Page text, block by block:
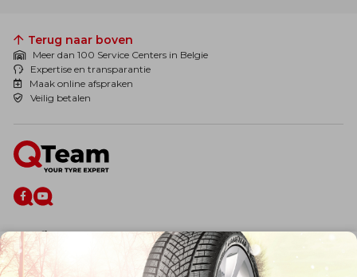
Terug naar boven
Meer dan 100 Service Centers in Belgie
Expertise en transparantie
Maak online afspraken
Veilig betalen
De firma
Wie zijn wij?
Blog